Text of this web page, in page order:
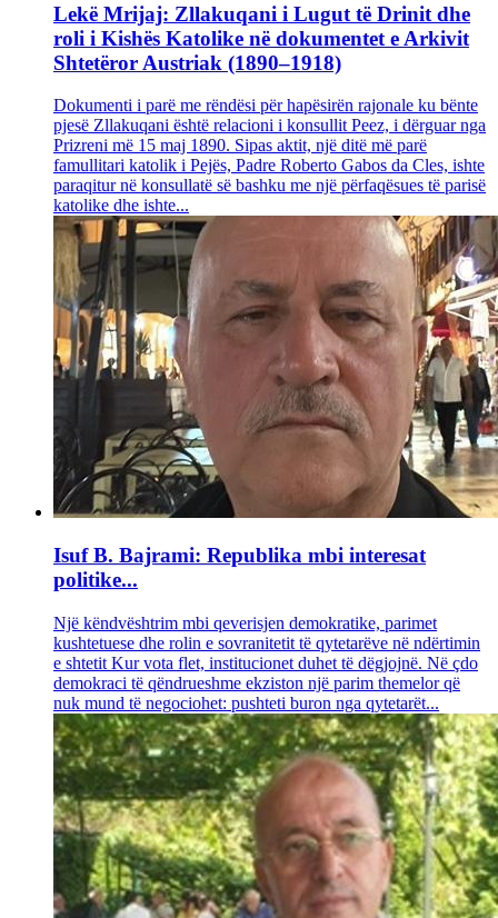
Lekë Mrijaj: Zllakuqani i Lugut të Drinit dhe
roli i Kishës Katolike në dokumentet e Arkivit
Shtetëror Austriak (1890–1918)
Dokumenti i parë me rëndësi për hapësirën rajonale ku bënte
pjesë Zllakuqani është relacioni i konsullit Peez, i dërguar nga
Prizreni më 15 maj 1890. Sipas aktit, një ditë më parë
famullitari katolik i Pejës, Padre Roberto Gabos da Cles, ishte
paraqitur në konsullatë së bashku me një përfaqësues të parisë
katolike dhe ishte...
Isuf B. Bajrami: Republika mbi interesat
politike...
Një këndvështrim mbi qeverisjen demokratike, parimet
kushtetuese dhe rolin e sovranitetit të qytetarëve në ndërtimin
e shtetit Kur vota flet, institucionet duhet të dëgjojnë. Në çdo
demokraci të qëndrueshme ekziston një parim themelor që
nuk mund të negociohet: pushteti buron nga qytetarët...